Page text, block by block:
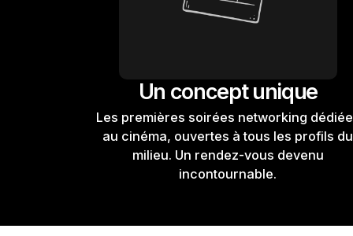
Un concept unique
Les premières soirées networking
au cinéma, ouvertes à tous les profils du
milieu. Un rendez-vous devenu
incontournable.